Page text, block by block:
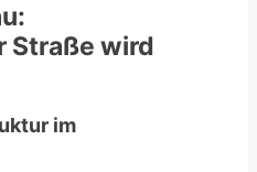
Straße wird
im